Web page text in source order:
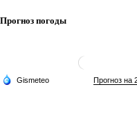
Прогноз погоды